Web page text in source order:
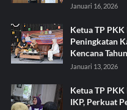
Januari 16, 2026
Ketua TP
Peningkatan
Kencana
Januari 13, 2026
Ketua TP
IKP, Perkuat